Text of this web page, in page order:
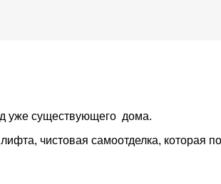
уже существующего дома.
чистовая самоотделка, которая